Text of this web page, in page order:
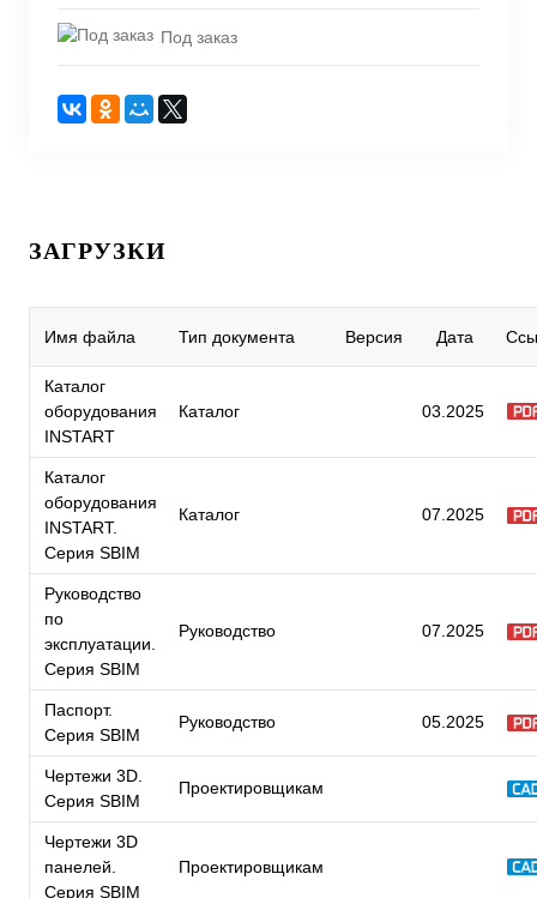
Под заказ
ЗАГРУЗКИ
Имя файла Тип документа Версия Дата
Каталог
оборудования
INSTART
Каталог 03.2025
Каталог
оборудования
INSTART.
Серия SBIM
Каталог 07.2025
Руководство
по
эксплуатации.
Серия SBIM
Руководство 07.2025
Паспорт.
Серия SBIM
Руководство 05.2025
Чертежи 3D.
Серия SBIM
Проектировщикам
Чертежи 3D
панелей.
Серия SBIM
Проектировщикам